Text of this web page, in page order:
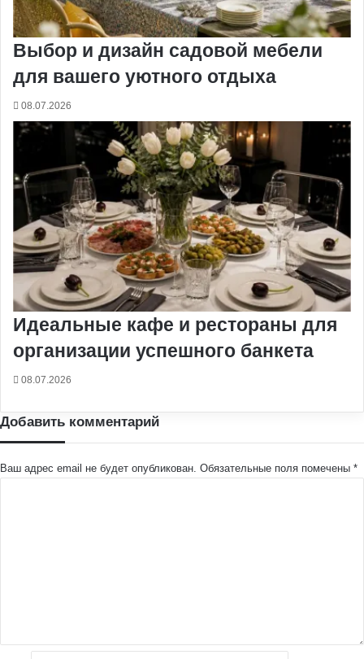
Выбор и дизайн садовой мебели
для вашего уютного отдыха
08.07.2026
Идеальные кафе и рестораны для
организации успешного банкета
08.07.2026
Добавить комментарий
Ваш адрес email не будет опубликован. Обязательные поля помечены *
и